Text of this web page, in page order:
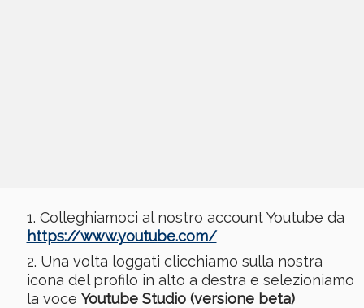
Colleghiamoci al nostro account Youtube da
https://www.youtube.com/
Una volta loggati clicchiamo sulla nostra
icona del profilo in alto a destra e selezioniamo
la voceYoutube Studio (versione beta)